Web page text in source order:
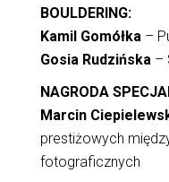
BOULDERING:
Kamil Gomółka –
Gosia Rudzińska–
NAGRODA
Marcin
prestiżowych
fotograficznych